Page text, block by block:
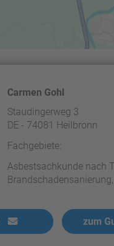
Carmen Gohl
Staudingerweg 3
DE - 74081 Heilbronn
Fachgebiete:
Asbestsachkunde nach
zum